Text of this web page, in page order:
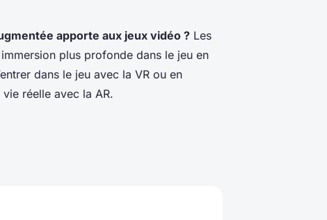
apporte aux jeux vidéo ? Les
plus profonde dans le jeu en
dans le jeu avec la VR ou en
réelle avec la AR.